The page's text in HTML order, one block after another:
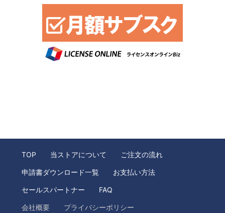
TOP 当ストアについて ご注文の流れ
申請書ダウンロード一覧 お支払い方法
セールスパートナー FAQ
会社概要 プライバシーポリシー